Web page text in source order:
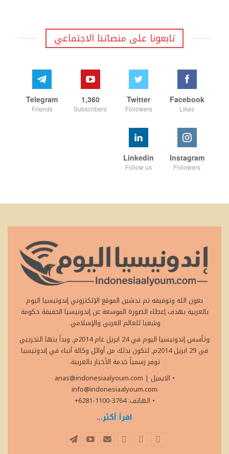
تابعونا على منصاتنا الاجتماعي
Facebook
Likes
Twitter
Followers
1,360
Subscribers
Telegram
Friends
Instagram
Followers
Linkedin
Follow us
بعون الله وتوفيقه تم تدشين الموقع الإلكتروني إندونيسيا اليوم
بالعربية بهدف إعطاء الصورة الموسعة عن إندونيسيا الحقيقة حكومة
وشعبا للعالم العربي والإسلامي.
وتأسس إندونيسيا اليوم في 24 ابريل عام 2014م, وبدأ بثها التجريبي
في 29 ابريل 2014م, لتكون بذلك من أوائل وكالة أنباء في إندونيسيا
توفر رسمياً خدمة الأخبار بالعربية.
• الايميل
anas@indonesiaalyoum.com |
info@indonesiaalyoum.com
• الهاتف: 3764-1100-6281+
اقرأ أكثر...